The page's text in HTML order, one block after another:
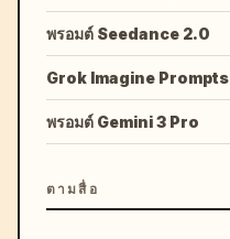
พรอมต์ Seedance 2.0
Grok Imagine Prompts
พรอมต์ Gemini 3 Pro
ตามสื่อ